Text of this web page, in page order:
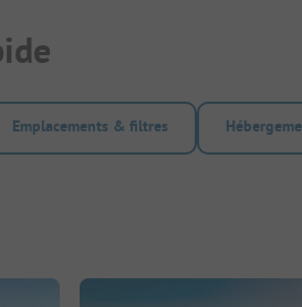
Emplacements & filtres